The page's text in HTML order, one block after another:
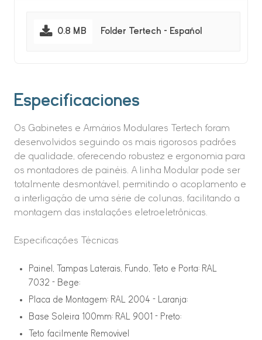
0.8 MB Folder Tertech - Español
Especificaciones
Os Gabinetes e Armários Modulares Tertech foram
desenvolvidos seguindo os mais rigorosos padrões
de qualidade, oferecendo robustez e ergonomia para
os montadores de painéis. A linha Modular pode ser
totalmente desmontável, permitindo o acoplamento e
a interligação de uma série de colunas, facilitando a
montagem das instalações eletroeletrônicas.
Especificações Técnicas
Painel, Tampas Laterais, Fundo, Teto e Porta: RAL
7032 - Bege;
Placa de Montagem: RAL 2004 - Laranja;
Base Soleira 100mm: RAL 9001 - Preto;
Teto facilmente Removível